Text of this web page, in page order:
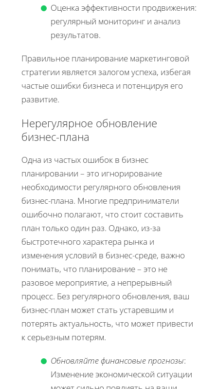
Оценка эффективности продвижения:
регулярный мониторинг и анализ
результатов.
Правильное планирование маркетинговой
стратегии является залогом успеха, избегая
частые ошибки бизнеса и потенцируя его
развитие.
Нерегулярное обновление
бизнес-плана
Одна из частых ошибок в бизнес
планировании – это игнорирование
необходимости регулярного обновления
бизнес-плана. Многие предприниматели
ошибочно полагают, что стоит составить
план только один раз. Однако, из-за
быстротечного характера рынка и
изменения условий в бизнес-среде, важно
понимать, что планирование – это не
разовое мероприятие, а непрерывный
процесс. Без регулярного обновления, ваш
бизнес-план может стать устаревшим и
потерять актуальность, что может привести
к серьезным потерям.
Обновляйте финансовые прогнозы:
Изменение экономической ситуации